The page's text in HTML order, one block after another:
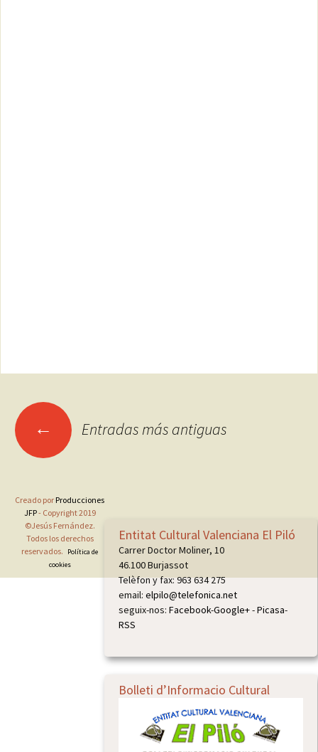
← Entradas más antiguas
Entitat Cultural Valenciana El Piló
Carrer Doctor Moliner, 10
46.100 Burjassot
Telèfon y fax: 963 634 275
email: elpilo@telefonica.net
seguix-nos: Facebook-Google+-Picasa-
RSS
Bolleti d’Informacio Cultural
Creado por Producciones
JFP- Copyright 2019
©Jesús Fernández.
Todos los derechos
reservados.
Política de
cookies